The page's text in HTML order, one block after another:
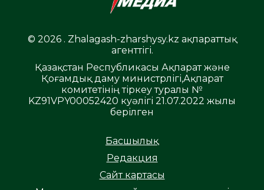
© 2026 . Zhalagash-zharshysy.kz ақпараттық
агенттігі.
Қазақстан Республикасы Ақпарат және
Қоғамдық даму министрлігі,Ақпарат
комитетінің тіркеу туралы №
KZ91VPY00052420 куәлігі 21.07.2022 жылы
берілген
Басшылық
Редакция
Сайт картасы